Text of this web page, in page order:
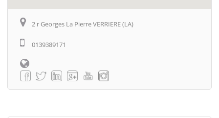
2 r Georges La Pierre VERRIERE (LA)
0139389171